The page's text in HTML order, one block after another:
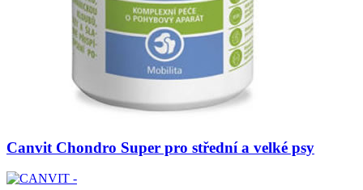
Canvit Chondro Super pro střední a velké psy